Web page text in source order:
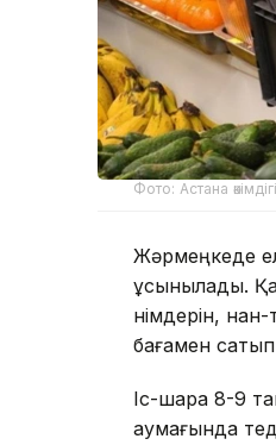
Фото: Астана әкімдігі
Жәрмеңкеде
ұсынылады.
өнімдерін,
бағамен
Іс-шара 8-9
аумағында